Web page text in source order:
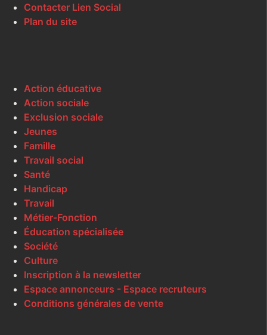
Contacter Lien Social
Plan du site
Action éducative
Action sociale
Exclusion sociale
Jeunes
Famille
Travail social
Santé
Handicap
Travail
Métier-Fonction
Éducation spécialisée
Société
Culture
Inscription à la newsletter
Espace annonceurs - Espace recruteurs
Conditions générales de vente